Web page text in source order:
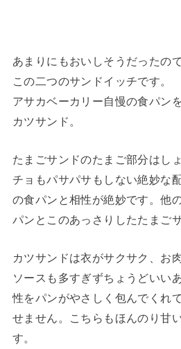
あまりにもおいしそうだったの
この二つのサンドイッチです。
アサカベーカリー自慢の食パン
カツサンド。
たまごサンドのたまご部分はし
チョもパサパサもしない絶妙な
の食パンと相性が絶妙です。他
パンとこのあっさりしたたまご
カツサンドは衣がサクサク、お
ソースも多すぎずちょうどいい
性をパンがやさしく包んでくれ
せません。こちらもほんのり甘
す。